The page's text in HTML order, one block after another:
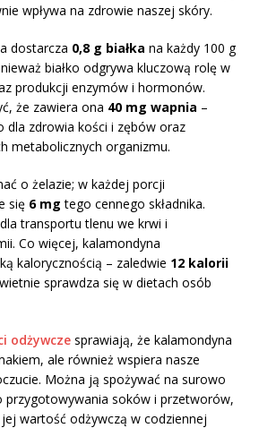
wpływa na zdrowie naszej skóry.
dostarcza 0,8 g białka na każdy 100 g
białko odgrywa kluczową rolę w
produkcji enzymów i hormonów.
że zawiera ona 40 mg wapnia –
dla zdrowia kości i zębów oraz
metabolicznych organizmu.
o żelazie; w każdej porcji
się 6 mg tego cennego składnika.
transportu tlenu we krwi i
Co więcej, kalamondyna
kalorycznością – zaledwie 12 kalorii
sprawdza się w dietach osób
odżywcze sprawiają, że kalamondyna
ale również wspiera nasze
Można ją spożywać na surowo
przygotowywania soków i przetworów,
wartość odżywczą w codziennej